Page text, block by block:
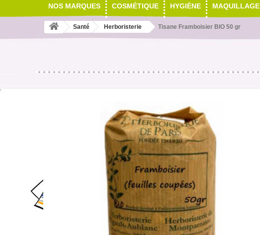
NOS MARQUES COSMÉTIQUE HYGIÈNE MAQUILLAGE
Santé Herboristerie Tisane Framboisier BIO 50 gr